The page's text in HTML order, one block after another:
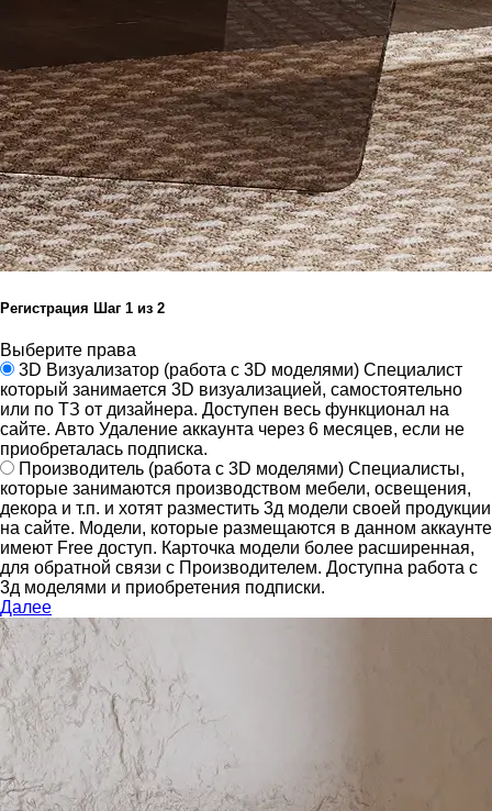
Регистрация Шаг 1 из 2
Выберите права
3D Визуализатор (работа с 3D моделями) Специалист
который занимается 3D визуализацией, самостоятельно
или по ТЗ от дизайнера. Доступен весь функционал на
сайте. Авто Удаление аккаунта через 6 месяцев, если не
приобреталась подписка.
Производитель (работа с 3D моделями) Специалисты,
которые занимаются производством мебели, освещения,
декора и т.п. и хотят разместить 3д модели своей продукции
на сайте. Модели, которые размещаются в данном аккаунте
имеют Free доступ. Карточка модели более расширенная,
для обратной связи с Производителем. Доступна работа с
3д моделями и приобретения подписки.
Далее